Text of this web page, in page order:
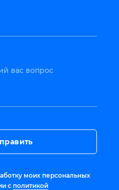
вас вопрос
моих персональных
с политикой